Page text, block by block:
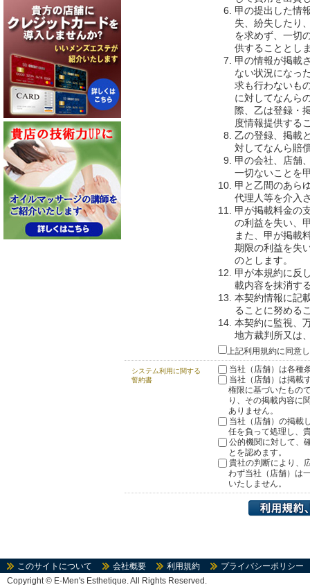
甲の提出した情
失、紛失したり
を求めず、一切
供することとし
甲の情報が掲載
ない状況になっ
求も行わないも
に対してなんら
際、乙は登録・
度情報提供する
乙の登録、掲載
対してなんら賠
甲の会社、店舗
一切ないことを
甲と乙間のあら
代理人等を介入
甲が掲載料金の
の利益を失い、
また、甲が掲載
期限の利益を失
のとします。
甲が本規約に反
載内容を抹消す
本契約情報に記
ることに努める
本契約に監視、
地方裁判所又は
上記利用規約に同意
システム利用に関する
誓約書
当社（店舗）は各種
当社（店舗）は掲載
権限に基づいたもの
り、その掲載内容に
ありません。
当社（店舗）の掲載
任を負って処理し、
公的機関に対して、
とを認めます。
貴社の判断により、
わず当社（店舗）は
いたしません。
このサイトについて 会社概要 利用規約
プライバシーポリシー
Copyright© E-Men's Esthetique. All Rights Reserved.